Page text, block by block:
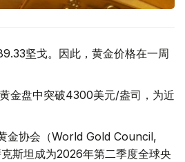
坚戈。因此，黄金价格在一周
金盘中突破4300美元/盎司，为近
金协会（World Gold Council,
斯坦成为2026年第二季度全球央